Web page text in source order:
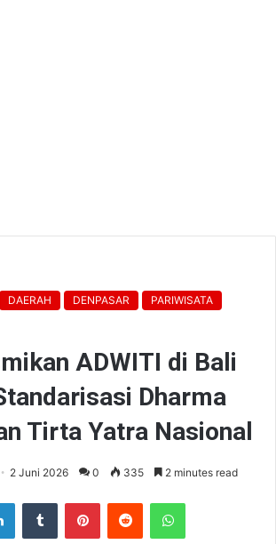
DAERAH DENPASAR
PARIWISATA
ADWITI di Bali
Dharma
Tirta Yatra Nasional
2 Juni 2026 0 335 2 minutes read